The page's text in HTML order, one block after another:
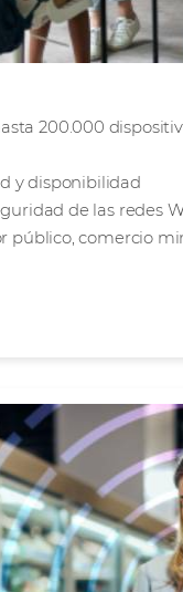
200.000
y disponibilidad
de las redes
público, comercio